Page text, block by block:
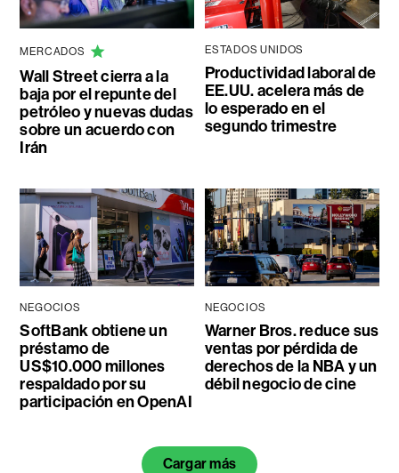
MERCADOS
Wall Street cierra a la
baja por el repunte del
petróleo y nuevas dudas
sobre un acuerdo con
Irán
ESTADOS UNIDOS
Productividad laboral de
EE.UU. acelera más de
lo esperado en el
segundo trimestre
NEGOCIOS
SoftBank obtiene un
préstamo de
US$10.000 millones
respaldado por su
participación en OpenAI
NEGOCIOS
Warner Bros. reduce sus
ventas por pérdida de
derechos de la NBA y un
débil negocio de cine
Cargar más